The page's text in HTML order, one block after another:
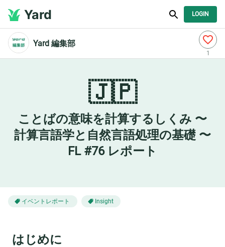
Yard LOGIN
Yard 編集部
1
🇯🇵
ことばの意味を計算するしくみ 〜
計算言語学と自然言語処理の基礎 〜
FL #76 レポート
イベントレポート Insight
はじめに